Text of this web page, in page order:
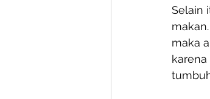
Selain
maka